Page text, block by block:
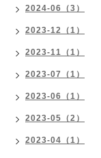
2024-06（3）
2023-12（1）
2023-11（1）
2023-07（1）
2023-06（1）
2023-05（2）
2023-04（1）